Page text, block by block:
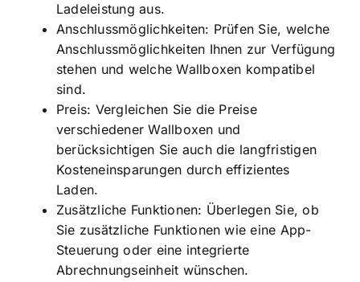
Ladeleistung aus.
Anschlussmöglichkeiten: Prüfen Sie, welche
Anschlussmöglichkeiten Ihnen zur Verfügung
stehen und welche Wallboxen kompatibel
sind.
Preis: Vergleichen Sie die Preise
verschiedener Wallboxen und
berücksichtigen Sie auch die langfristigen
Kosteneinsparungen durch effizientes
Laden.
Zusätzliche Funktionen: Überlegen Sie, ob
Sie zusätzliche Funktionen wie eine App-
Steuerung oder eine integrierte
Abrechnungseinheit wünschen.